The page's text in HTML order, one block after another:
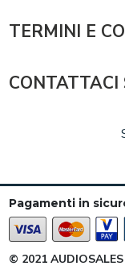
TERMINI E
CONTATTACI
Pagamenti in
© 2021